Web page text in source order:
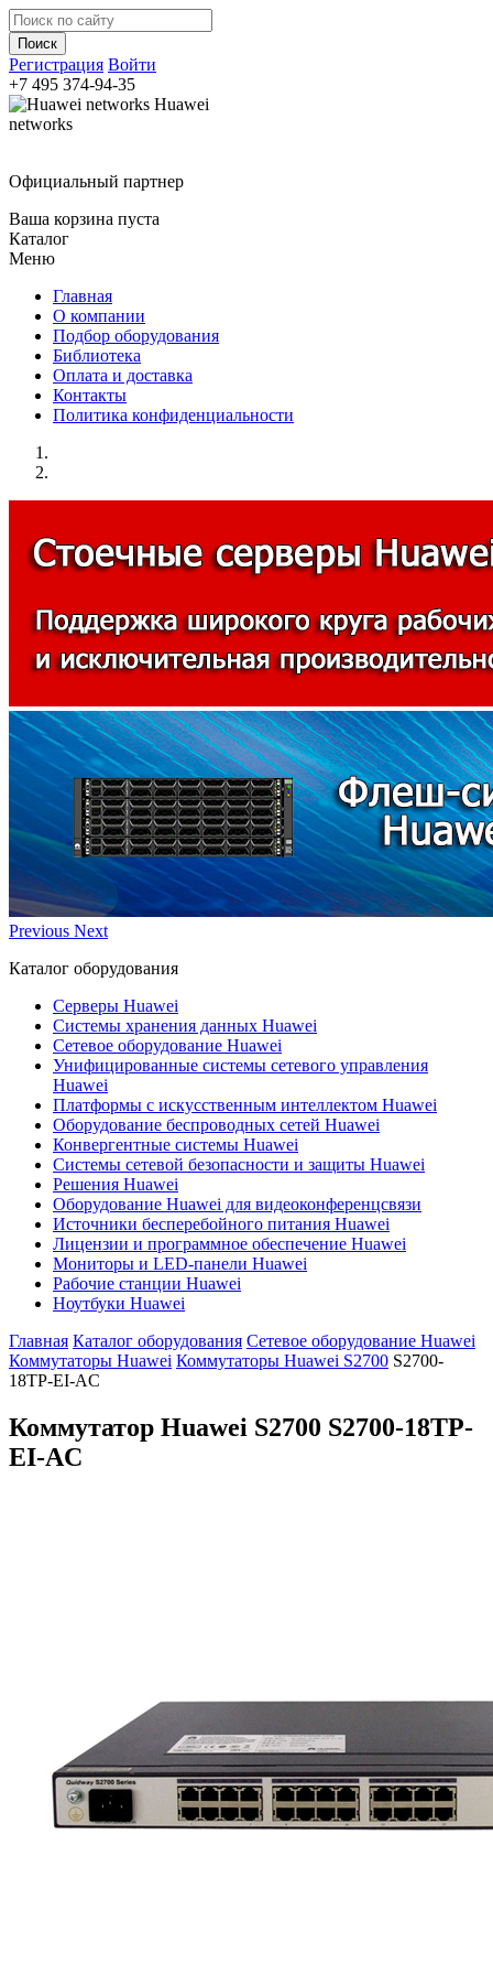
Регистрация Войти
+7 495 374-94-35
Huawei
networks
Официальный партнер
Ваша корзина пуста
Каталог
Меню
Главная
О компании
Подбор оборудования
Библиотека
Оплата и доставка
Контакты
Политика конфиденциальности
Previous Next
Каталог оборудования
Серверы Huawei
Системы хранения данных Huawei
Сетевое оборудование Huawei
Унифицированные системы сетевого управления
Huawei
Платформы с искусственным интеллектом Huawei
Оборудование беспроводных сетей Huawei
Конвергентные системы Huawei
Системы сетевой безопасности и защиты Huawei
Решения Huawei
Оборудование Huawei для видеоконференцсвязи
Источники бесперебойного питания Huawei
Лицензии и программное обеспечение Huawei
Мониторы и LED-панели Huawei
Рабочие станции Huawei
Ноутбуки Huawei
Главная Каталог оборудования Сетевое оборудование Huawei
Коммутаторы Huawei Коммутаторы Huawei S2700 S2700-
18TP-EI-AC
Коммутатор Huawei S2700 S2700-18TP-
EI-AC